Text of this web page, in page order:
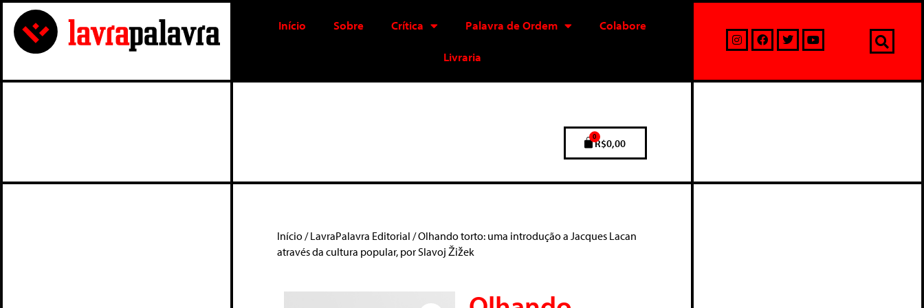
Início Sobre Crítica Palavra de Ordem Colabore
Livraria
R$0,00
0
Início/LavraPalavra Editorial / Olhando torto: uma introdução a Jacques Lacan
através da cultura popular, por Slavoj Žižek